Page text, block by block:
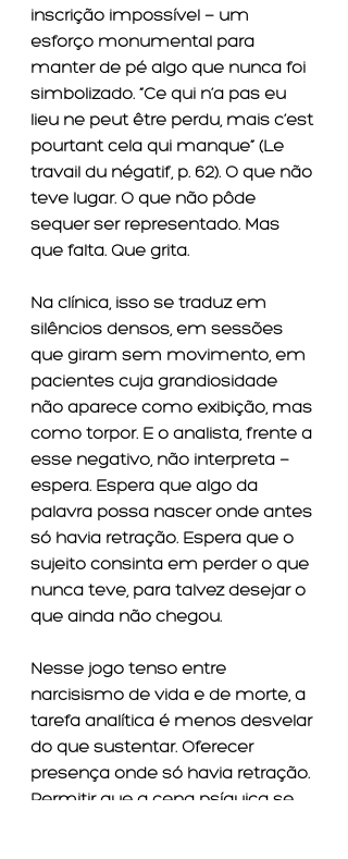
inscrição impossível — um
esforço monumental para
manter de pé algo que nunca foi
simbolizado. “Ce qui n’a pas eu
lieu ne peut être perdu, mais c’est
pourtant cela qui manque” (Le
travail du négatif, p. 62). O que não
teve lugar. O que não pôde
sequer ser representado. Mas
que falta. Que grita.
Na clínica, isso se traduz em
silêncios densos, em sessões
que giram sem movimento, em
pacientes cuja grandiosidade
não aparece como exibição, mas
como torpor. E o analista, frente a
esse negativo, não interpreta —
espera. Espera que algo da
palavra possa nascer onde antes
só havia retração. Espera que o
sujeito consinta em perder o que
nunca teve, para talvez desejar o
que ainda não chegou.
Nesse jogo tenso entre
narcisismo de vida e de morte, a
tarefa analítica é menos desvelar
do que sustentar. Oferecer
presença onde só havia retração.
Permitir que a cena psíquica se